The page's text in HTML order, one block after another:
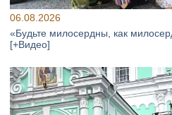
06.08.2026
«Будьте милосердны, как
[+Видео]